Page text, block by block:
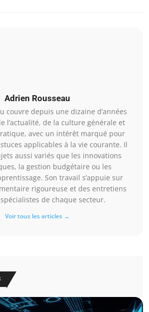
Adrien Rousseau
couvre depuis une dizaine d’années
l’actualité, de la culture générale et
avec un intérêt marqué pour
applicables à la vie courante. Il
aussi variés que les innovations
la gestion budgétaire ou les
Son travail s’appuie sur
rigoureuse et des entretiens
de chaque secteur.
Voir tous les articles →